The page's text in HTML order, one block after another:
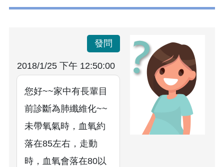
發問
2018/1/25 下午 12:50:00
您好~~家中有長輩目
前診斷為肺纖維化~~
未帶氧氣時，血氧約
落在85左右，走動
時，血氧會落在80以